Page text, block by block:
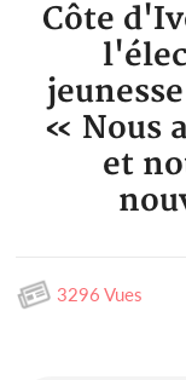
Côte
« Nous
et
3296 Vues